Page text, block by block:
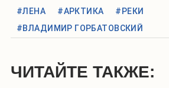
#ЛЕНА
#АРКТИКА
#РЕКИ
#ВЛАДИМИР ГОРБАТОВСКИЙ
ЧИТАЙТЕ ТАКЖЕ: